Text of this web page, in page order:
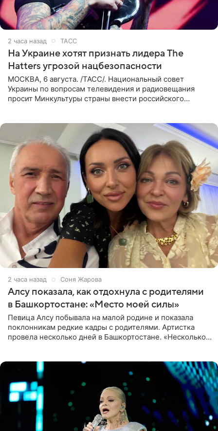
2 часа назад ТАСС
На Украине хотят признать лидера The
Hatters угрозой нацбезопасности
МОСКВА, 6 августа. /ТАСС/. Национальный совет
Украины по вопросам телевидения и радиовещания
просит Минкультуры страны внести российского
2 часа назад Соня Жарова
Алсу показала, как отдохнула с родителями
в Башкортостане: «Место моей силы»
Певица Алсу побывала на малой родине и показала
поклонникам редкие кадры с родителями. Артистка
провела несколько дней в Башкортостане. «Несколько